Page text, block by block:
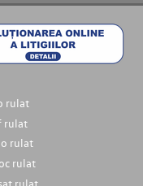
rulat
rulat
rulat
rulat
rulat